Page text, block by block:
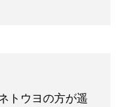
トウヨの方が遥